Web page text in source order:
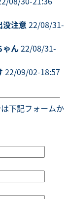
没注意 22/08/31-
ゃん22/08/31-
22/09/02-18:57
下記フォームか